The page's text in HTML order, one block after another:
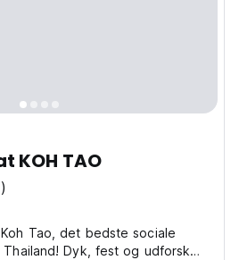
KOH TAO
Tao, det bedste sociale
Dyk, fest og udforsk